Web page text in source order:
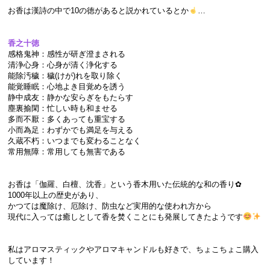
お香は漢詩の中で10の徳があると説かれているとか
…
香之十徳
感格鬼神：感性が研ぎ澄まされる
清浄心身：心身が清く浄化する
能除汚穢：穢(けが)れを取り除く
能覚睡眠：心地よき目覚めを誘う
静中成友：静かな安らぎをもたらす
塵裏揄閑：忙しい時も和ませる
多而不厭：多くあっても重宝する
小而為足：わずかでも満足を与える
久蔵不朽：いつまでも変わることなく
常用無障：常用しても無害である
お香は「伽羅、白檀、沈香」という香木用いた伝統的な和の香り✿
1000年以上の歴史があり、
かつては魔除け、厄除け、防虫など実用的な使われ方から
現代に入っては癒しとして香を焚くことにも発展してきたようです
私はアロマスティックやアロマキャンドルも好きで、ちょこちょこ購入
しています！